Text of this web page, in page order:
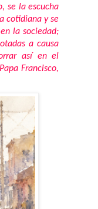
se la escucha
cotidiana y se
la sociedad;
a causa
así en el
Francisco,